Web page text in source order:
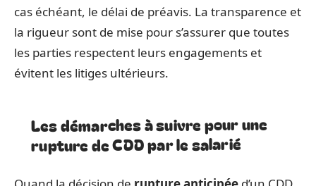
cas échéant, le délai de préavis. La transparence et
la rigueur sont de mise pour s’assurer que toutes
les parties respectent leurs engagements et
évitent les litiges ultérieurs.
Les démarches à suivre pour une
rupture de CDD par le salarié